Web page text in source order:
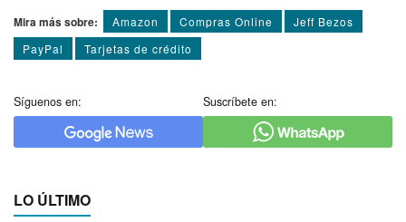
Mira más sobre: Amazon Compras Online
Jeff Bezos
PayPal
Tarjetas de crédito
Síguenos en: Suscríbete en:
LO ÚLTIMO